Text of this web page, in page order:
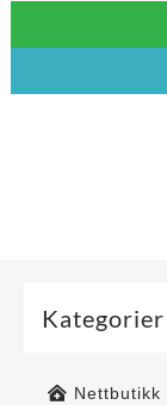
Kategorier
Nettbutikk